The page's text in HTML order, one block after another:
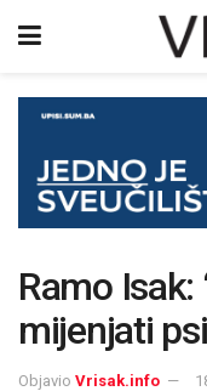
Ramo Isak:
mijenjati
Objavio Vrisak.info